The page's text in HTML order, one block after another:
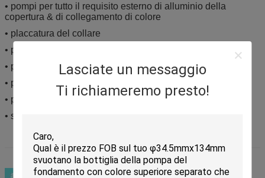
Lasciate un messaggio
Ti richiameremo presto!
• pompi per tutto il requisito esterno di alluminio della
copertura & di collegamento di colore
• placcatura del collare
• pittura del collare
• pittura interna della bottiglia
• pittura interna della bottiglia
• pittura esterna della bottiglia
• stampa esterna della bottiglia